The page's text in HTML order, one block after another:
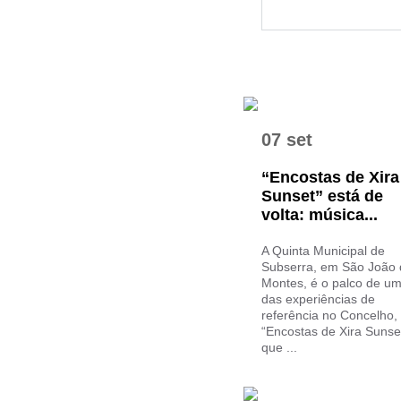
07 set
“Encostas de Xira
Sunset” está de
volta: música...
A Quinta Municipal de
Subserra, em São João
Montes, é o palco de
das experiências de
referência no Concelho,
“Encostas de Xira
que ...